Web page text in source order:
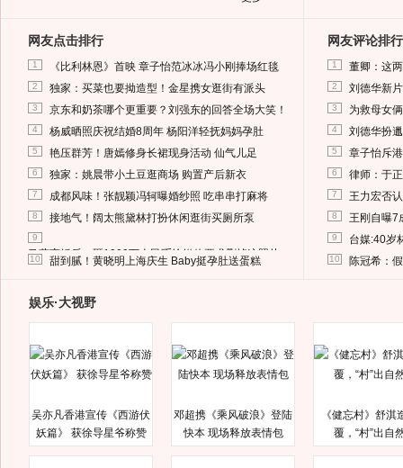
网友点击排行
1 《比利林恩》首映 章子怡范冰冰冯小刚捧场红毯
2 独家：买菜也要拗造型！金星携女逛街有派头
3 京东和奶茶哪个更重要？刘强东的回答全场大笑！
4 杨威晒照庆祝结婚8周年 杨阳洋轻抚妈妈孕肚
5 艳压群芳！唐嫣修身长裙现身活动 仙气儿足
6 独家：姚晨带小土豆逛商场 购置产后新衣
7 成都风味！张靓颖冯轲曝婚纱照 吃串串打麻将
8 接地气！阔太熊黛林打扮休闲逛街买厕所泵
9
马蓉离婚后，砸1000万人民币给媒体要求删掉这照片
10 甜到腻！黄晓明上海庆生 Baby挺孕肚送蛋糕
网友评论排行
1 董卿：这
2 刘德华新
3 为救母女
4 刘德华扮
5 章子怡斥
6 律师：于
7 王力宏否
8 王刚自曝7
9 台媒:40岁
10 陈冠希：
娱乐·大视野
吴亦凡香港宣传《西游伏
妖篇》 获徐导星爷称赞
邓超携《乘风破浪》登陆
快本 现场释放表情包
《健忘村》舒淇
覆，“村”出自